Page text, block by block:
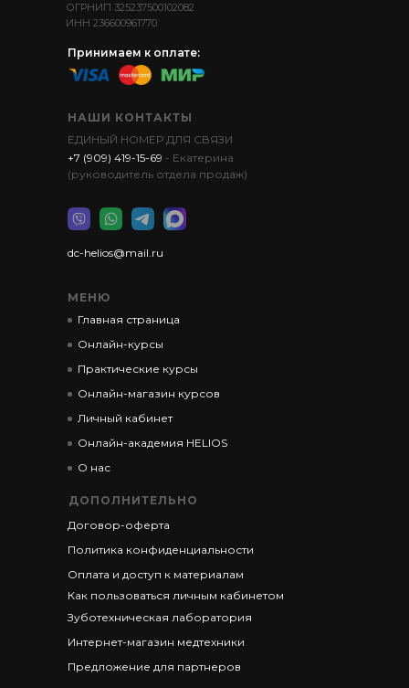
ДОПОЛНИТЕЛЬНО
Договор-оферта
Политика конфиденциальности
Оплата и доступ к материалам
Как пользоваться личным кабинетом
Зуботехническая лаборатория
Интернет-магазин медтехники
Предложение для партнеров
Главная страница
Онлайн-курсы
Практические курсы
Личный кабинет
Онлайн-академия HELIOS
МЕНЮ
dc-helios@mail.ru
ЕДИНЫЙ НОМЕР ДЛЯ СВЯЗИ
+7 (909) 419-15-69 - Екатерина
(руководитель отдела продаж)
НАШИ КОНТАКТЫ
ОГРНИП 325237500102082
ИНН 236600961770
Принимаем к оплате:
Онлайн-магазин курсов
О нас